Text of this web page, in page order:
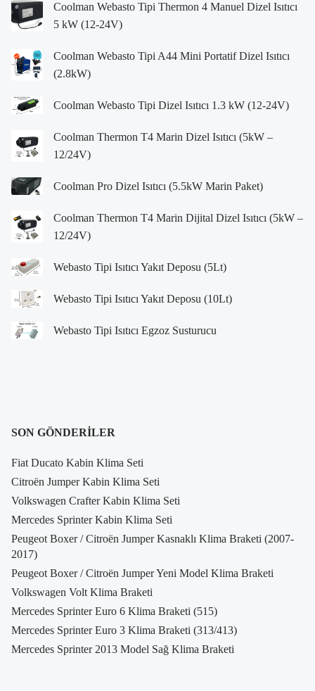
Coolman Webasto Tipi Thermon 4 Manuel Dizel Isıtıcı
5 kW (12-24V)
Coolman Webasto Tipi A44 Mini Portatif Dizel Isıtıcı
(2.8kW)
Coolman Webasto Tipi Dizel Isıtıcı 1.3 kW (12-24V)
Coolman Thermon T4 Marin Dizel Isıtıcı (5kW –
12/24V)
Coolman Pro Dizel Isıtıcı (5.5kW Marin Paket)
Coolman Thermon T4 Marin Dijital Dizel Isıtıcı (5kW –
12/24V)
Webasto Tipi Isıtıcı Yakıt Deposu (5Lt)
Webasto Tipi Isıtıcı Yakıt Deposu (10Lt)
Webasto Tipi Isıtıcı Egzoz Susturucu
SON GÖNDERILER
Fiat Ducato Kabin Klima Seti
Citroën Jumper Kabin Klima Seti
Volkswagen Crafter Kabin Klima Seti
Mercedes Sprinter Kabin Klima Seti
Peugeot Boxer / Citroën Jumper Kasnaklı Klima Braketi (2007-
2017)
Peugeot Boxer / Citroën Jumper Yeni Model Klima Braketi
Volkswagen Volt Klima Braketi
Mercedes Sprinter Euro 6 Klima Braketi (515)
Mercedes Sprinter Euro 3 Klima Braketi (313/413)
Mercedes Sprinter 2013 Model Sağ Klima Braketi